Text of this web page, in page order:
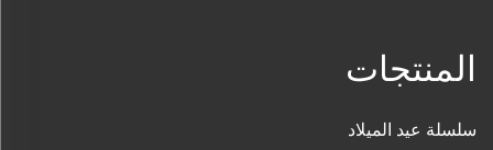
المنتجات
سلسلة عيد الميلاد